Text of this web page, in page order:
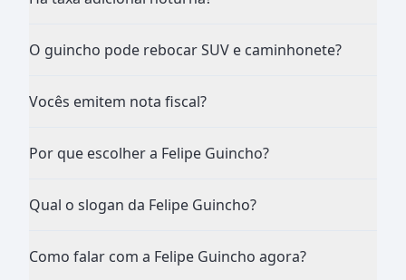
O guincho pode rebocar SUV e caminhonete?
Vocês emitem nota fiscal?
Por que escolher a Felipe Guincho?
Qual o slogan da Felipe Guincho?
Como falar com a Felipe Guincho agora?